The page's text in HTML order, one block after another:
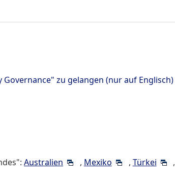
zu gelangen (nur auf Englisch)
Australien , Mexiko , Türkei
,